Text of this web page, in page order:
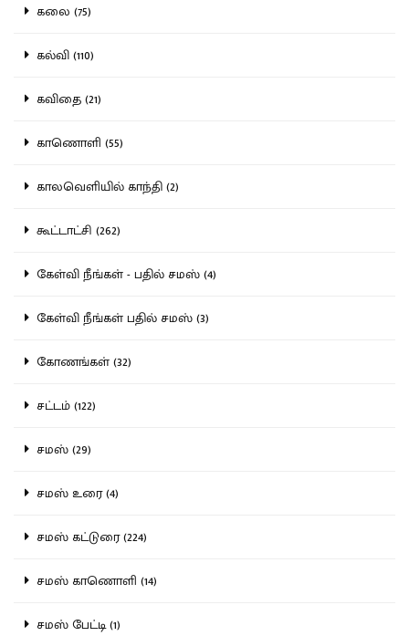
கலை (75)
கல்வி (110)
கவிதை (21)
காணொளி (55)
காலவெளியில் காந்தி (2)
கூட்டாட்சி (262)
கேள்வி நீங்கள் - பதில் சமஸ் (4)
கேள்வி நீங்கள் பதில் சமஸ் (3)
கோணங்கள் (32)
சட்டம் (122)
சமஸ் (29)
சமஸ் உரை (4)
சமஸ் கட்டுரை (224)
சமஸ் காணொளி (14)
சமஸ் பேட்டி (1)